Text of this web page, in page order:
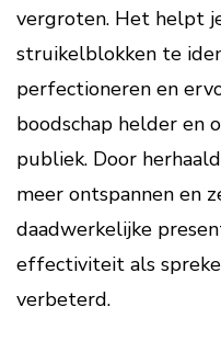
vergroten. Het helpt
struikelblokken te
perfectioneren en
boodschap helder en
publiek. Door
meer ontspannen en
daadwerkelijke
effectiviteit als
verbeterd.